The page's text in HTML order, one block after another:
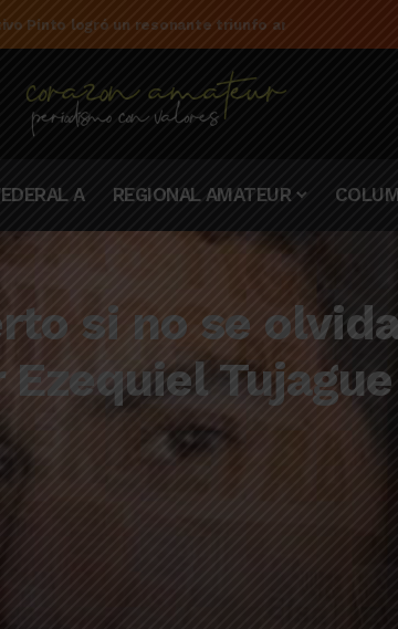
Pinto logró un resonante triunfo ante Rivadavia
A REGIONAL AMATEUR
si no se
Tujague